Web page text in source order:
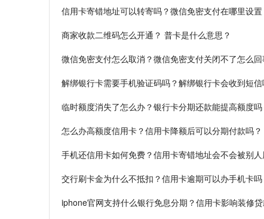
信用卡寄错地址可以转寄吗？微信免密支付在哪里设置
商家收款二维码怎么开通？ 普卡是什么意思？
微信免密支付怎么取消？微信免密支付关闭不了怎么回
解绑银行卡需要手机验证码吗？解绑银行卡会收到短信
临时额度消失了怎么办？银行卡分期还款能提高额度吗
怎么办高额度信用卡？信用卡降额后可以分期付款吗？
手机还信用卡如何免费？信用卡寄错地址会不会被别人
交行刷卡金为什么不抵扣？信用卡逾期可以办手机卡吗
iphone官网支持什么银行免息分期？信用卡影响装修贷